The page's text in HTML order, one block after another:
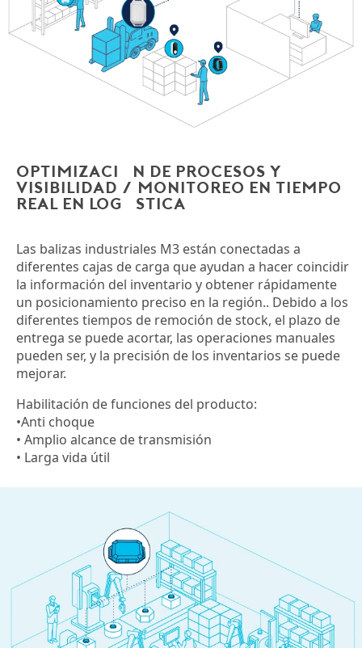
Optimización de procesos y
visibilidad / monitoreo en tiempo
real en Logística
Las balizas industriales M3 están conectadas a
diferentes cajas de carga que ayudan a hacer coincidir
la información del inventario y obtener rápidamente
un posicionamiento preciso en la región.. Debido a los
diferentes tiempos de remoción de stock, el plazo de
entrega se puede acortar, las operaciones manuales
pueden ser, y la precisión de los inventarios se puede
mejorar.
Habilitación de funciones del producto:
•Anti choque
• Amplio alcance de transmisión
• Larga vida útil